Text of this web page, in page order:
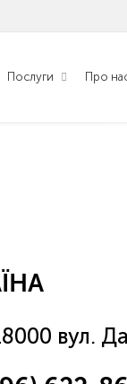
Послуги Про
вул.